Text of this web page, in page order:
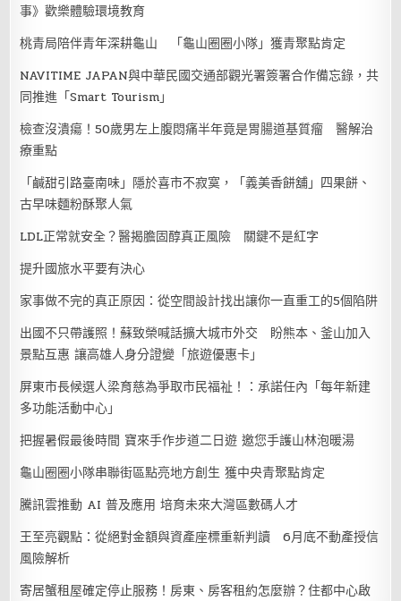
事》歡樂體驗環境教育
桃青局陪伴青年深耕龜山 「龜山圈圈小隊」獲青聚點肯定
NAVITIME JAPAN與中華民國交通部觀光署簽署合作備忘錄，共
同推進「Smart Tourism」
檢查沒潰瘍！50歲男左上腹悶痛半年竟是胃腸道基質瘤 醫解治
療重點
「鹹甜引路臺南味」隱於喜市不寂寞，「義美香餅舖」四果餅、
古早味麵粉酥聚人氣
LDL正常就安全？醫揭膽固醇真正風險 關鍵不是紅字
提升國旅水平要有決心
家事做不完的真正原因：從空間設計找出讓你一直重工的5個陷阱
出國不只帶護照！蘇致榮喊話擴大城市外交 盼熊本、釜山加入
景點互惠 讓高雄人身分證變「旅遊優惠卡」
屏東市長候選人梁育慈為爭取市民福祉！：承諾任內「每年新建
多功能活動中心」
把握暑假最後時間 寶來手作步道二日遊 邀您手護山林泡暖湯
龜山圈圈小隊串聯街區點亮地方創生 獲中央青聚點肯定
騰訊雲推動 AI 普及應用 培育未來大灣區數碼人才
王至亮觀點：從絕對金額與資產座標重新判讀 6月底不動產授信
風險解析
寄居蟹租屋確定停止服務！房東、房客租約怎麼辦？住都中心啟